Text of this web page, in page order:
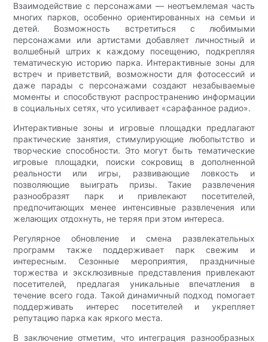
Взаимодействие с персонажами — неотъемлемая часть
многих парков, особенно ориентированных на семьи и
детей. Возможность встретиться с любимыми
персонажами или артистами добавляет личностный и
волшебный штрих к каждому посещению, подкрепляя
тематическую историю парка. Интерактивные зоны для
встреч и приветствий, возможности для фотосессий и
даже парады с персонажами создают незабываемые
моменты и способствуют распространению информации
в социальных сетях, что усиливает «сарафанное радио».
Интерактивные зоны и игровые площадки предлагают
практические занятия, стимулирующие любопытство и
творческие способности. Это могут быть тематические
игровые площадки, поиски сокровищ в дополненной
реальности или игры, развивающие ловкость и
позволяющие выиграть призы. Такие развлечения
разнообразят парк и привлекают посетителей,
предпочитающих менее интенсивные развлечения или
желающих отдохнуть, не теряя при этом интереса.
Регулярное обновление и смена развлекательных
программ также поддерживает парк свежим и
интересным. Сезонные мероприятия, праздничные
торжества и эксклюзивные представления привлекают
посетителей, предлагая уникальные впечатления в
течение всего года. Такой динамичный подход помогает
поддерживать интерес посетителей и укрепляет
репутацию парка как яркого места.
В заключение отметим, что интеграция разнообразных